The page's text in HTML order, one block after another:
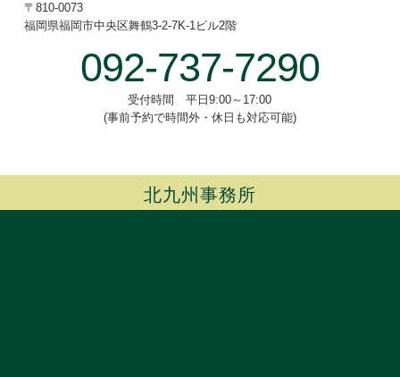
〒810-0073
福岡県福岡市中央区舞鶴3-2-7K-1ビル2階
092-737-7290
受付時間 平日9:00～17:00
(事前予約で時間外・休日も対応可能)
北九州事務所